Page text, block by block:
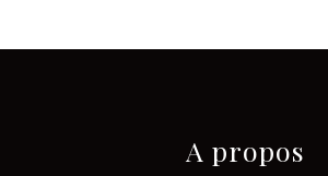
A propos